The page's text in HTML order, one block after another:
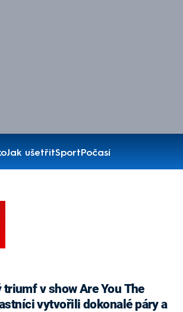
Jak ušetřitSportPočasí
vytvořili dokonalé páry a